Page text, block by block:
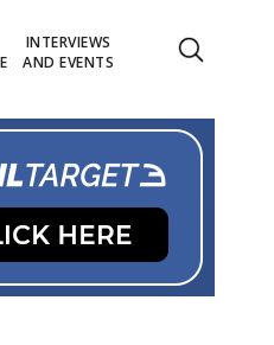
INTERVIEWS
AND EVENTS